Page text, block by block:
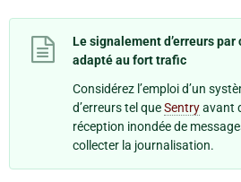
Le signalement d’erreurs par
adapté au fort trafic
Considérez l’emploi d’un
d’erreurs tel queSentryavant
réception inondée de
collecter la journalisation.